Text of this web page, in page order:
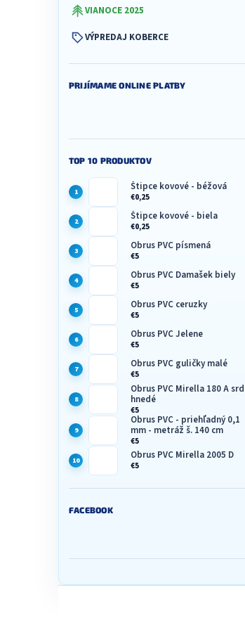
VIANOCE 2025
VÝPREDAJ KOBERCE
PRIJÍMAME ONLINE PLATBY
TOP 10 PRODUKTOV
Štipce kovové - béžová
€0,25
Štipce kovové - biela
€0,25
Obrus PVC písmená
€5
Obrus PVC Damašek biely
€5
Obrus PVC ceruzky
€5
Obrus PVC Jelene
€5
Obrus PVC guličky malé
€5
Obrus PVC Mirella 180 A srdce
hnedé
€5
Obrus PVC - priehľadný 0,1
mm - metráž š. 140 cm
€5
Obrus PVC Mirella 2005 D
€5
FACEBOOK